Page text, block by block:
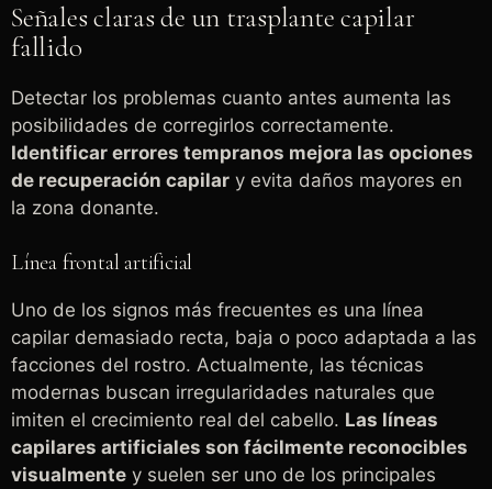
Señales claras de un trasplante capilar
fallido
Detectar los problemas cuanto antes aumenta las
posibilidades de corregirlos correctamente.
Identificar errores tempranos mejora las opciones
de recuperación capilar y evita daños mayores en
la zona donante.
Línea frontal artificial
Uno de los signos más frecuentes es una línea
capilar demasiado recta, baja o poco adaptada a las
facciones del rostro. Actualmente, las técnicas
modernas buscan irregularidades naturales que
imiten el crecimiento real del cabello. Las líneas
capilares artificiales son fácilmente reconocibles
visualmente y suelen ser uno de los principales